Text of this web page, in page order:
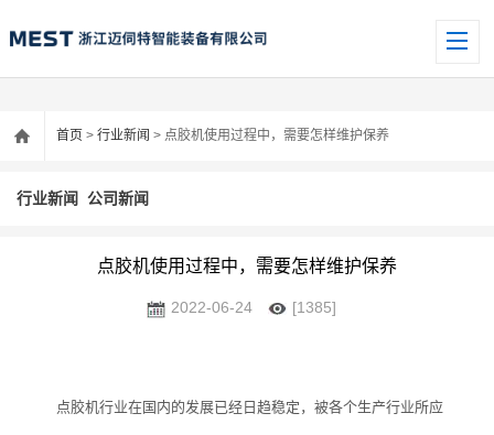
首页 > 行业新闻 > 点胶机使用过程中，需要怎样维护保养
行业新闻 公司新闻
点胶机使用过程中，需要怎样维护保养
2022-06-24 [1385]
点胶机行业在国内的发展已经日趋稳定，被各个生产行业所应